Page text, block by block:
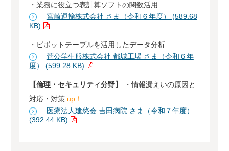
・業務に役立つ表計算ソフトの関数活用
宮崎運輸株式会社 さま（令和６年度） (589.68
KB)
・ピボットテーブルを活用したデータ分析
菅公学生服株式会社 都城工場 さま（令和６年
度） (599.28 KB)
【倫理・セキュリティ分野】
・情報漏えいの原因と
対応・対策up！
医療法人建悠会 吉田病院 さま（令和７年度）
(392.44 KB)